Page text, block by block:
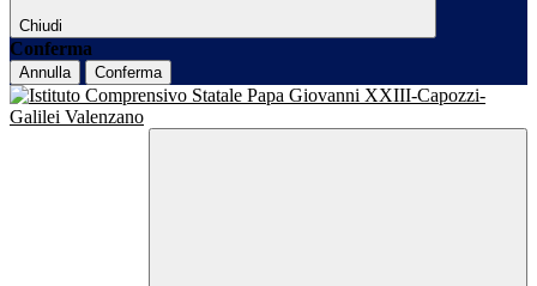
Chiudi
Conferma
Annulla Conferma